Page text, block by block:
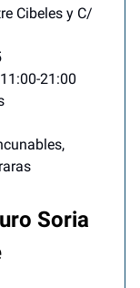
Cibeles y C/
21:00
Soria